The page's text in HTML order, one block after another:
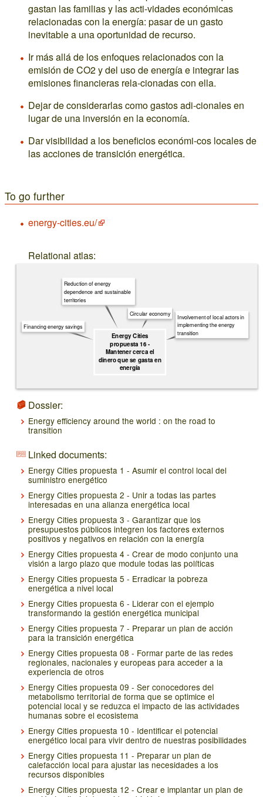
gastan las familias y las acti-vidades económicas
relacionadas con la energía: pasar de un gasto
inevitable a una oportunidad de recurso.
Ir más allá de los enfoques relacionados con la
emisión de CO2 y del uso de energía e integrar las
emisiones financieras rela-cionadas con ella.
Dejar de considerarlas como gastos adi-cionales en
lugar de una inversión en la economía.
Dar visibilidad a los beneficios económi-cos locales de
las acciones de transición energética.
To go further
energy-cities.eu/
Relational atlas:
Energy Cities
propuesta 16 -
Mantener cerca el
dinero que se gasta en
energía
Involvement of local actors in
implementing the energy
transition
Circular economy
Reduction of energy
dependence and sustainable
territories
Financing energy savings
Dossier:
Energy efficiency around the world : on the road to
transition
Linked documents:
Energy Cities propuesta 1 - Asumir el control local del
suministro energético
Energy Cities propuesta 2 - Unir a todas las partes
interesadas en una alianza energética local
Energy Cities propuesta 3 - Garantizar que los
presupuestos públicos integren los factores externos
positivos y negativos en relación con la energía
Energy Cities propuesta 4 - Crear de modo conjunto una
visión a largo plazo que module todas las políticas
Energy Cities propuesta 5 - Erradicar la pobreza
energética a nivel local
Energy Cities propuesta 6 - Liderar con el ejemplo
transformando la gestión energética municipal
Energy Cities propuesta 7 - Preparar un plan de acción
para la transición energética
Energy Cities propuesta 08 - Formar parte de las redes
regionales, nacionales y europeas para acceder a la
experiencia de otros
Energy Cities propuesta 09 - Ser conocedores del
metabolismo territorial de forma que se optimice el
potencial local y se reduzca el impacto de las actividades
humanas sobre el ecosistema
Energy Cities propuesta 10 - Identificar el potencial
energético local para vivir dentro de nuestras posibilidades
Energy Cities propuesta 11 - Preparar un plan de
calefacción local para ajustar las necesidades a los
recursos disponibles
Energy Cities propuesta 12 - Crear e implantar un plan de